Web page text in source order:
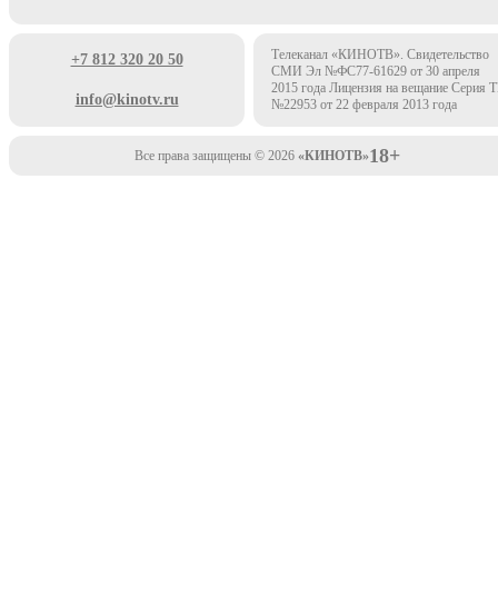
+7 812 320 20 50
info@kinotv.ru
Телеканал «КИНОТВ». Свидетельство
СМИ Эл №ФС77-61629 от 30 апреля
2015 года Лицензия на вещание Серия
№22953 от 22 февраля 2013 года
Все права защищены © 2026 «КИНОТВ»18+